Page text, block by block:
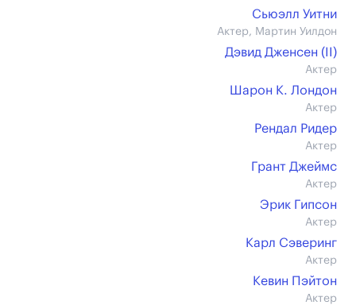
Сьюэлл Уитни
Актер, Мартин Уилдон
Дэвид Дженсен (II)
Актер
Шарон К. Лондон
Актер
Рендал Ридер
Актер
Грант Джеймс
Актер
Эрик Гипсон
Актер
Карл Сэверинг
Актер
Кевин Пэйтон
Актер